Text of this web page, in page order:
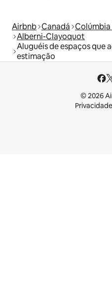
Airbnb Canadá
Alberni-Clayoquot
Aluguéis de espaços que
estimação
© 2026
Privacidade